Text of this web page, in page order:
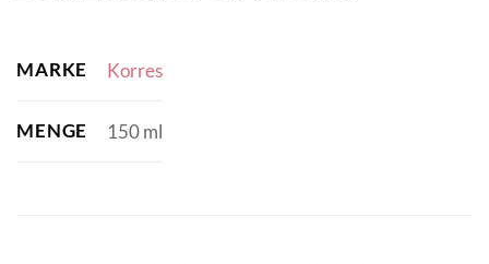
MARKE Korres
MENGE 150 ml